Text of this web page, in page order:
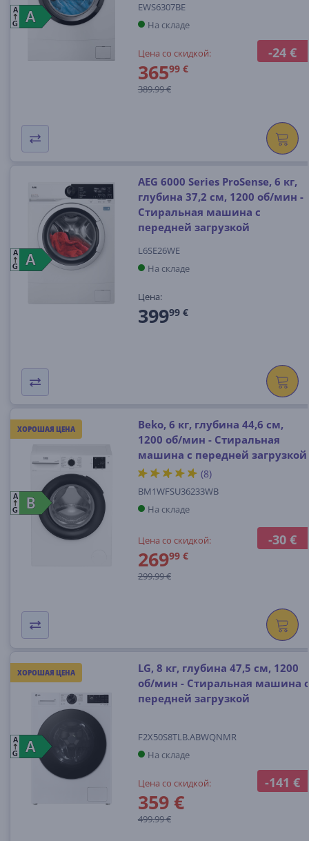
-24 €
A
A
A
G
EWS6307BE
На складе
Цена со скидкой:
36599 €
389.99 €
A
A
A
G
AEG 6000 Series ProSense, 6 кг,
глубина 37,2 см, 1200 об/мин -
Стиральная машина с
передней загрузкой
L6SE26WE
На складе
Цена:
39999 €
ХОРОШАЯ ЦЕНА
-30 €
B
B
A
G
Beko, 6 кг, глубина 44,6 см,
1200 об/мин - Стиральная
машина с передней загрузкой
(8)
BM1WFSU36233WB
На складе
Цена со скидкой:
26999 €
299.99 €
ХОРОШАЯ ЦЕНА
-141 €
A
A
A
G
LG, 8 кг, глубина 47,5 см, 1200
об/мин - Стиральная машина с
передней загрузкой
F2X50S8TLB.ABWQNMR
На складе
Цена со скидкой:
359 €
499.99 €